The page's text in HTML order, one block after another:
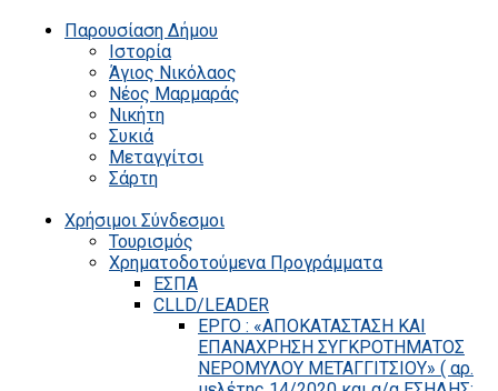
Παρουσίαση Δήμου
Ιστορία
Άγιος Νικόλαος
Νέος Μαρμαράς
Νικήτη
Συκιά
Μεταγγίτσι
Σάρτη
Χρήσιμοι Σύνδεσμοι
Τουρισμός
Χρηματοδοτούμενα Προγράμματα
ΕΣΠΑ
CLLD/LEADER
ΕΡΓΟ : «ΑΠΟΚΑΤΑΣΤΑΣΗ ΚΑΙ
ΕΠΑΝΑΧΡΗΣΗ ΣΥΓΚΡΟΤΗΜΑΤΟΣ
ΝΕΡΟΜΥΛΟΥ ΜΕΤΑΓΓΙΤΣΙΟΥ» ( αρ.